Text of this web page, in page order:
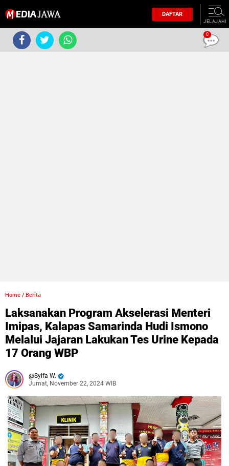
DAFTAR
JELAJAHI
Home / Berita
Laksanakan Program Akselerasi Menteri
Imipas, Kalapas Samarinda Hudi Ismono
Melalui Jajaran Lakukan Tes Urine Kepada
17 Orang WBP
Syifa W.
Jumat, November 22, 2024 WIB
0